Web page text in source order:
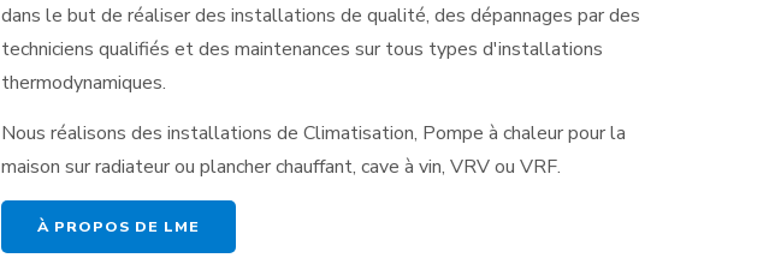
dans le but de réaliser des installations de qualité, des dépannages par des
techniciens qualifiés et des maintenances sur tous types d'installations
thermodynamiques.
Nous réalisons des installations de Climatisation, Pompe à chaleur pour la
maison sur radiateur ou plancher chauffant, cave à vin, VRV ou VRF.
À PROPOS DE LME